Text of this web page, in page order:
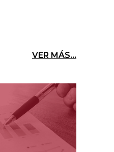
VER MÁS...